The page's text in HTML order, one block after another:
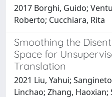
2017 Borghi, Guido;
Roberto; Cucchiara, Rita
Smoothing the
Space for
Translation
2021 Liu, Yahui;
Linchao; Zhang,